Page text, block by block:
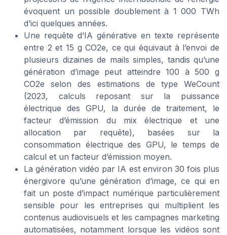
évoquent un possible doublement à 1 000 TWh
d’ici quelques années.
Une requête d’IA générative en texte représente
entre 2 et 15 g CO2e, ce qui équivaut à l’envoi de
plusieurs dizaines de mails simples, tandis qu’une
génération d’image peut atteindre 100 à 500 g
CO2e selon des estimations de type WeCount
(2023, calculs reposant sur la puissance
électrique des GPU, la durée de traitement, le
facteur d’émission du mix électrique et une
allocation par requête), basées sur la
consommation électrique des GPU, le temps de
calcul et un facteur d’émission moyen.
La génération vidéo par IA est environ 30 fois plus
énergivore qu’une génération d’image, ce qui en
fait un poste d’impact numérique particulièrement
sensible pour les entreprises qui multiplient les
contenus audiovisuels et les campagnes marketing
automatisées, notamment lorsque les vidéos sont